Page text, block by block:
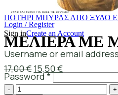
Login / Register
Sign inCreate an Account
Username or email address
Password*
ΠΟΤΗΡΙ ΜΠΥΡΑΣ ΑΠΟ ΞΥΛΟ
ΜΕΛΙΕΡΑ ΜΕ
17,00€ 15,50 €